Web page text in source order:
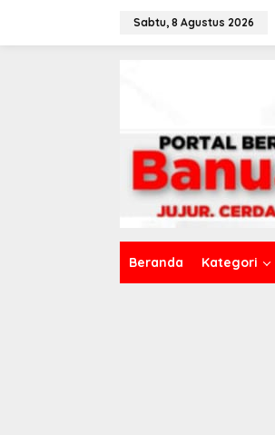
Sabtu, 8 Agustus 2026
Beranda Kategori